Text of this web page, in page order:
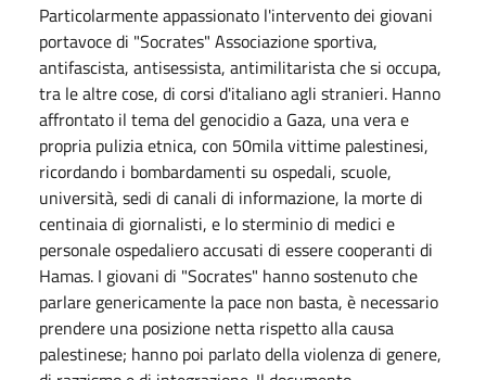
Particolarmente appassionato l'intervento dei giovani
portavoce di "Socrates" Associazione sportiva,
antifascista, antisessista, antimilitarista che si occupa,
tra le altre cose, di corsi d'italiano agli stranieri. Hanno
affrontato il tema del genocidio a Gaza, una vera e
propria pulizia etnica, con 50mila vittime palestinesi,
ricordando i bombardamenti su ospedali, scuole,
università, sedi di canali di informazione, la morte di
centinaia di giornalisti, e lo sterminio di medici e
personale ospedaliero accusati di essere cooperanti di
Hamas. I giovani di "Socrates" hanno sostenuto che
parlare genericamente la pace non basta, è necessario
prendere una posizione netta rispetto alla causa
palestinese; hanno poi parlato della violenza di genere,